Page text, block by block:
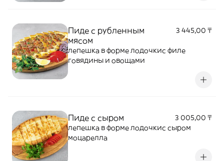
Пиде с рубленным
мясом
3 445,00 ₸
лепешка в форме лодочкис филе
говядины и овощами
Пиде с сыром
3 005,00 ₸
лепешка в форме лодочкис сыром
моцарелла